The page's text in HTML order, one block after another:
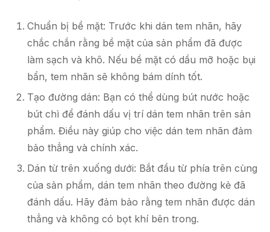
Chuẩn bị bề mặt: Trước khi dán tem nhãn, hãy
chắc chắn rằng bề mặt của sản phẩm đã được
làm sạch và khô. Nếu bề mặt có dầu mỡ hoặc bụi
bẩn, tem nhãn sẽ không bám dính tốt.
Tạo đường dán: Bạn có thể dùng bút nước hoặc
bút chì để đánh dấu vị trí dán tem nhãn trên sản
phẩm. Điều này giúp cho việc dán tem nhãn đảm
bảo thẳng và chính xác.
Dán từ trên xuống dưới: Bắt đầu từ phía trên cùng
của sản phẩm, dán tem nhãn theo đường kẻ đã
đánh dấu. Hãy đảm bảo rằng tem nhãn được dán
thẳng và không có bọt khí bên trong.